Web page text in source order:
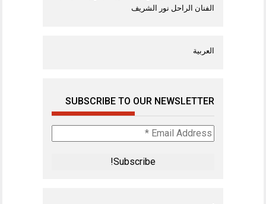
الفنان الراحل نور الشريف
العربية
SUBSCRIBE TO OUR NEWSLETTER
Email
Address